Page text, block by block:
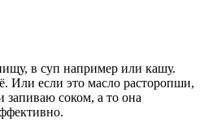
в суп например или кашу.
Или если это масло расторопши,
запиваю соком, а то она